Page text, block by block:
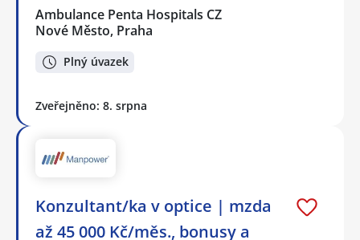
Ambulance Penta Hospitals CZ
Nové Město, Praha
Plný úvazek
Zveřejněno: 8. srpna
Konzultant/ka v optice | mzda
až 45 000 Kč/měs., bonusy a